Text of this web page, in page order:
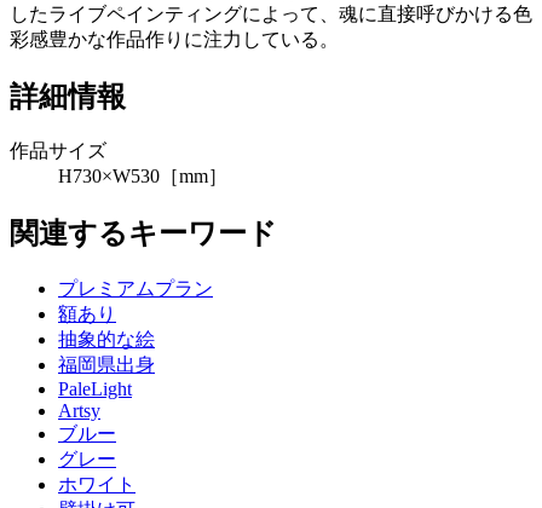
したライブペインティングによって、魂に直接呼びかける色
彩感豊かな作品作りに注力している。
詳細情報
作品サイズ
H730×W530［mm］
関連するキーワード
プレミアムプラン
額あり
抽象的な絵
福岡県出身
PaleLight
Artsy
ブルー
グレー
ホワイト